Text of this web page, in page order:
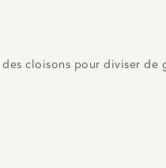
cloisons pour diviser de